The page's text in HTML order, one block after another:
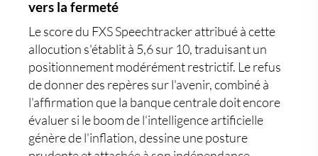
vers la fermeté
Le score du FXS Speechtracker attribué à cette
allocution s'établit à 5,6 sur 10, traduisant un
positionnement modérément restrictif. Le refus
de donner des repères sur l'avenir, combiné à
l'affirmation que la banque centrale doit encore
évaluer si le boom de l'intelligence artificielle
génère de l'inflation, dessine une posture